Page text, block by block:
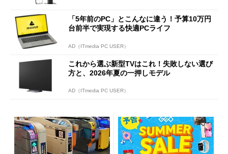
「5年前のPC」とこんなに違う！予算10万円
台前半で実現する快適PCライフ
AD（ITmedia PC USER）
これから選ぶ新型TVはこれ！失敗しない選び
方と、2026年夏の一押しモデル
AD（ITmedia PC USER）